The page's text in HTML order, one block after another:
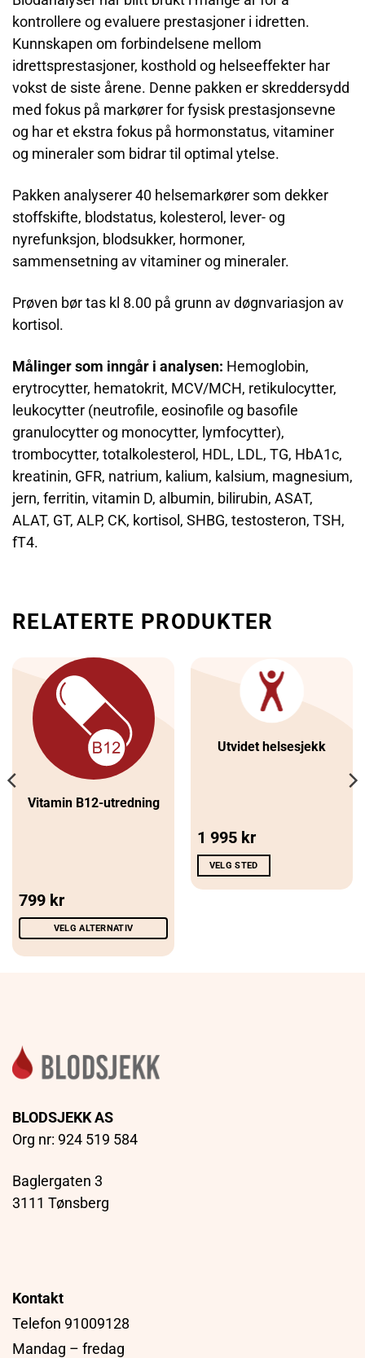
kontrollere og evaluere prestasjoner i idretten.
Kunnskapen om forbindelsene mellom
idrettsprestasjoner, kosthold og helseeffekter har
vokst de siste årene. Denne pakken er skreddersydd
med fokus på markører for fysisk prestasjonsevne
og har et ekstra fokus på hormonstatus, vitaminer
og mineraler som bidrar til optimal ytelse.
Pakken analyserer 40 helsemarkører som dekker
stoffskifte, blodstatus, kolesterol, lever- og
nyrefunksjon, blodsukker, hormoner,
sammensetning av vitaminer og mineraler.
Prøven bør tas kl 8.00 på grunn av døgnvariasjon av
kortisol.
Målinger som inngår i analysen: Hemoglobin,
erytrocytter, hematokrit, MCV/MCH, retikulocytter,
leukocytter (neutrofile, eosinofile og basofile
granulocytter og monocytter, lymfocytter),
trombocytter, totalkolesterol, HDL, LDL, TG, HbA1c,
kreatinin, GFR, natrium, kalium, kalsium, magnesium,
jern, ferritin, vitamin D, albumin, bilirubin, ASAT,
ALAT, GT, ALP, CK, kortisol, SHBG, testosteron, TSH,
fT4.
RELATERTE PRODUKTER
Vitamin B12-utredning
799 kr
VELG ALTERNATIV
kan
velges
på
Utvidet helsesjekk
1 995 kr
VELG STED
BLODSJEKK AS
Org nr: 924 519 584
Baglergaten 3
3111 Tønsberg
Kontakt
Telefon 91009128
Mandag – fredag